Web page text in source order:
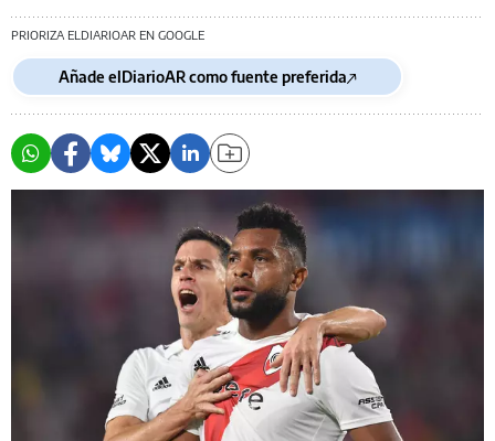
PRIORIZA ELDIARIOAR EN GOOGLE
Añade elDiarioAR como fuente preferida